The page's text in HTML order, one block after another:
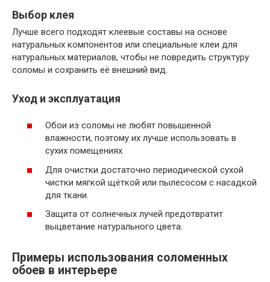
Выбор клея
Лучше всего подходят клеевые составы на основе
натуральных компонентов или специальные клеи для
натуральных материалов, чтобы не повредить структуру
соломы и сохранить её внешний вид.
Уход и эксплуатация
Обои из соломы не любят повышенной
влажности, поэтому их лучше использовать в
сухих помещениях.
Для очистки достаточно периодической сухой
чистки мягкой щёткой или пылесосом с насадкой
для ткани.
Защита от солнечных лучей предотвратит
выцветание натурального цвета.
Примеры использования соломенных
обоев в интерьере